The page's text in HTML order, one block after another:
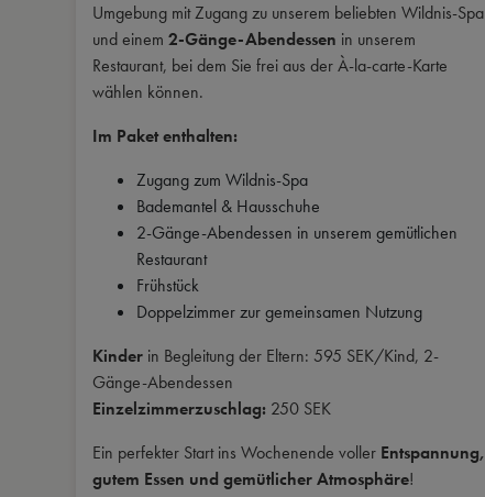
Umgebung mit Zugang zu unserem beliebten Wildnis-Spa
und einem 2-Gänge-Abendessen in unserem
Restaurant, bei dem Sie frei aus der À-la-carte-Karte
wählen können.
Im Paket enthalten:
Zugang zum Wildnis-Spa
Bademantel & Hausschuhe
2-Gänge-Abendessen in unserem gemütlichen
Restaurant
Frühstück
Doppelzimmer zur gemeinsamen Nutzung
Kinderin Begleitung der Eltern: 595 SEK/Kind, 2-
Gänge-Abendessen
Einzelzimmerzuschlag: 250 SEK
Ein perfekter Start ins Wochenende voller Entspannung,
gutem Essen und gemütlicher Atmosphäre!